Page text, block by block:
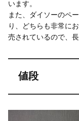
います。
また、ダイソーのペ
り、どちらも非常に
売されているので、
値段